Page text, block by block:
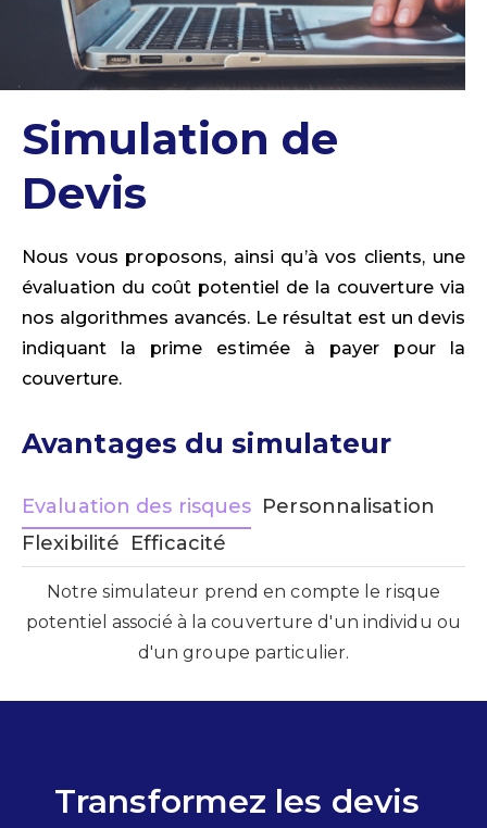
Simulation de
Devis
Nous vous proposons, ainsi qu’à vos clients, une
évaluation du coût potentiel de la couverture via
nos algorithmes avancés. Le résultat est un devis
indiquant la prime estimée à payer pour la
couverture.
Avantages du simulateur
Evaluation des risques Personnalisation
Flexibilité Efficacité
Notre simulateur prend en compte le risque
potentiel associé à la couverture d'un individu ou
d'un groupe particulier.
Transformez les devis